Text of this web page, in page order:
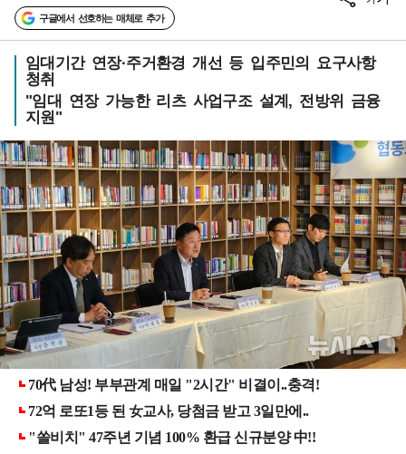
구글에서 선호하는 매체로 추가
임대기간 연장·주거환경 개선 등 입주민의 요구사항
청취
"임대 연장 가능한 리츠 사업구조 설계, 전방위 금융
지원"